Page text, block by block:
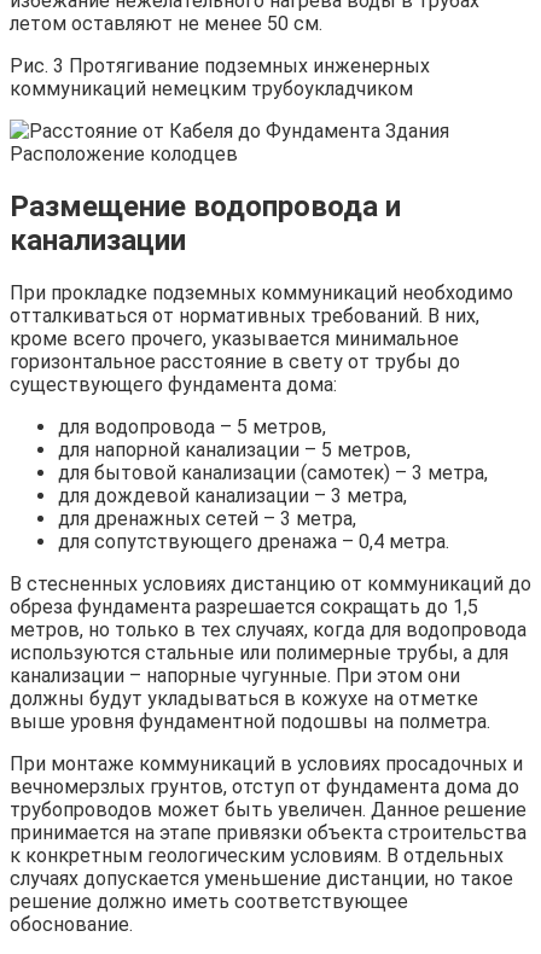
летом оставляют не менее 50 см.
Рис. 3 Протягивание подземных инженерных
коммуникаций немецким трубоукладчиком
Размещение водопровода и
канализации
При прокладке подземных коммуникаций необходимо
отталкиваться от нормативных требований. В них,
кроме всего прочего, указывается минимальное
горизонтальное расстояние в свету от трубы до
существующего фундамента дома:
для водопровода – 5 метров,
для напорной канализации – 5 метров,
для бытовой канализации (самотек) – 3 метра,
для дождевой канализации – 3 метра,
для дренажных сетей – 3 метра,
для сопутствующего дренажа – 0,4 метра.
В стесненных условиях дистанцию от коммуникаций до
обреза фундамента разрешается сокращать до 1,5
метров, но только в тех случаях, когда для водопровода
используются стальные или полимерные трубы, а для
канализации – напорные чугунные. При этом они
должны будут укладываться в кожухе на отметке
выше уровня фундаментной подошвы на полметра.
При монтаже коммуникаций в условиях просадочных и
вечномерзлых грунтов, отступ от фундамента дома до
трубопроводов может быть увеличен. Данное решение
принимается на этапе привязки объекта строительства
к конкретным геологическим условиям. В отдельных
случаях допускается уменьшение дистанции, но такое
решение должно иметь соответствующее
обоснование.